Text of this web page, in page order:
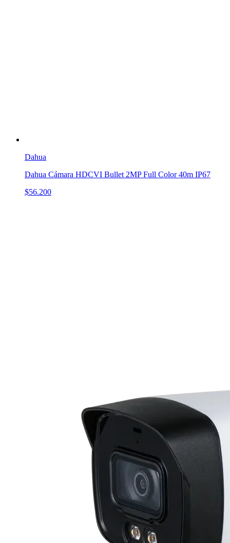
Dahua
Dahua Cámara HDCVI Bullet 2MP Full Color 40m IP67
$56.200